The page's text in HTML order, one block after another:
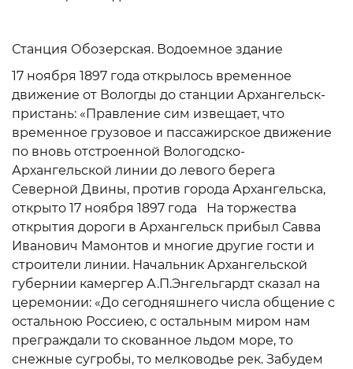
Станция Обозерская. Водоемное здание
17 ноября 1897 года открылось временное
движение от Вологды до станции Архангельск-
пристань: «Правление сим извещает, что
временное грузовое и пассажирское движение
по вновь отстроенной Вологодско-
Архангельской линии до левого берега
Северной Двины, против города Архангельска,
открыто 17 ноября 1897 года На торжества
открытия дороги в Архангельск прибыл Савва
Иванович Мамонтов и многие другие гости и
строители линии. Начальник Архангельской
губернии камергер А.П.Энгельгардт сказал на
церемонии: «До сегодняшнего числа общение с
остальною Россиею, с остальным миром нам
преграждали то скованное льдом море, то
снежные сугробы, то мелководье рек. Забудем